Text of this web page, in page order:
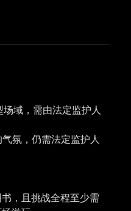
域，需由法定监护人
氛，仍需法定监护人
，且挑战全程至少需